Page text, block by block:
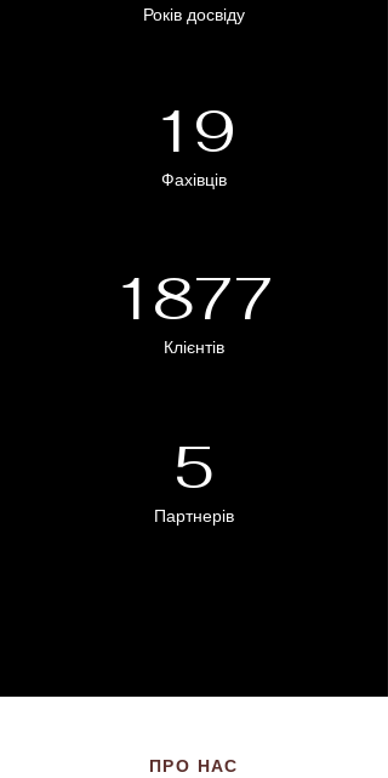
Років досвіду
19
Фахівців
1877
Клієнтів
5
Партнерів
ПРО НАС